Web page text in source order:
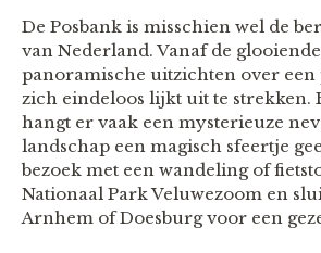
De Posbank is misschien wel de
van Nederland. Vanaf de
panoramische uitzichten over een
zich eindeloos lijkt uit te strekken.
hangt er vaak een mysterieuze
landschap een magisch sfeertje
bezoek met een wandeling of
Nationaal Park Veluwezoom en
Arnhem of Doesburg voor een